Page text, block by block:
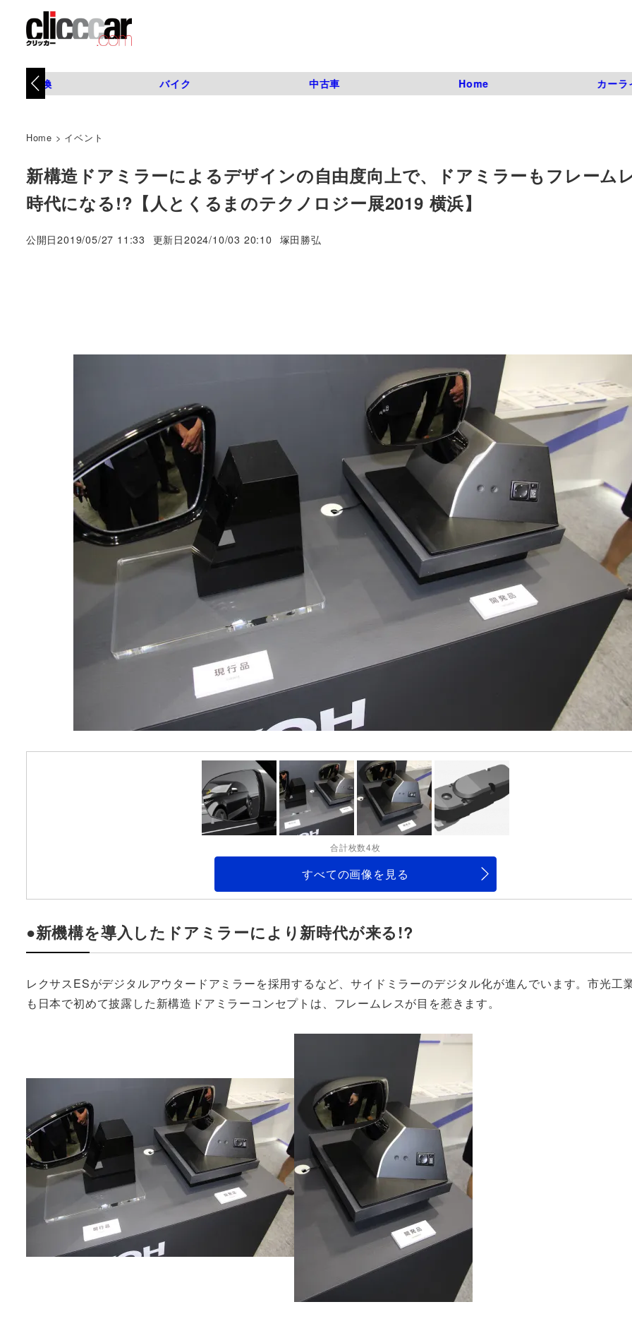
タイヤ交換 バイク 中古車 Home カーラ
Home > イベント
新構造ドアミラーによるデザインの自由度向上で、ドアミラーもフレーム
時代になる!?【人とくるまのテクノロジー展2019 横浜】
公開日2019/05/27 11:33 更新日2024/10/03 20:10 著
塚田勝弘
合計枚数4枚
すべての画像を見る
●新機構を導入したドアミラーにより新時代が来る!?
レクサスESがデジタルアウタードアミラーを採用するなど、サイドミラーのデジタル化が進んでいます。市光工
も日本で初めて披露した新構造ドアミラーコンセプトは、フレームレスが目を惹きます。